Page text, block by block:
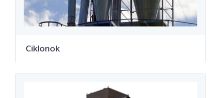
Ciklonok